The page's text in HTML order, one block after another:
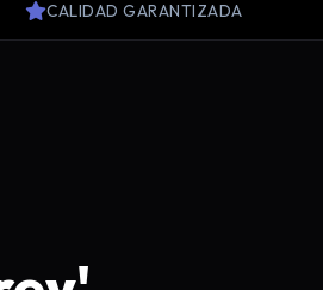
CALIDAD GARANTIZADA